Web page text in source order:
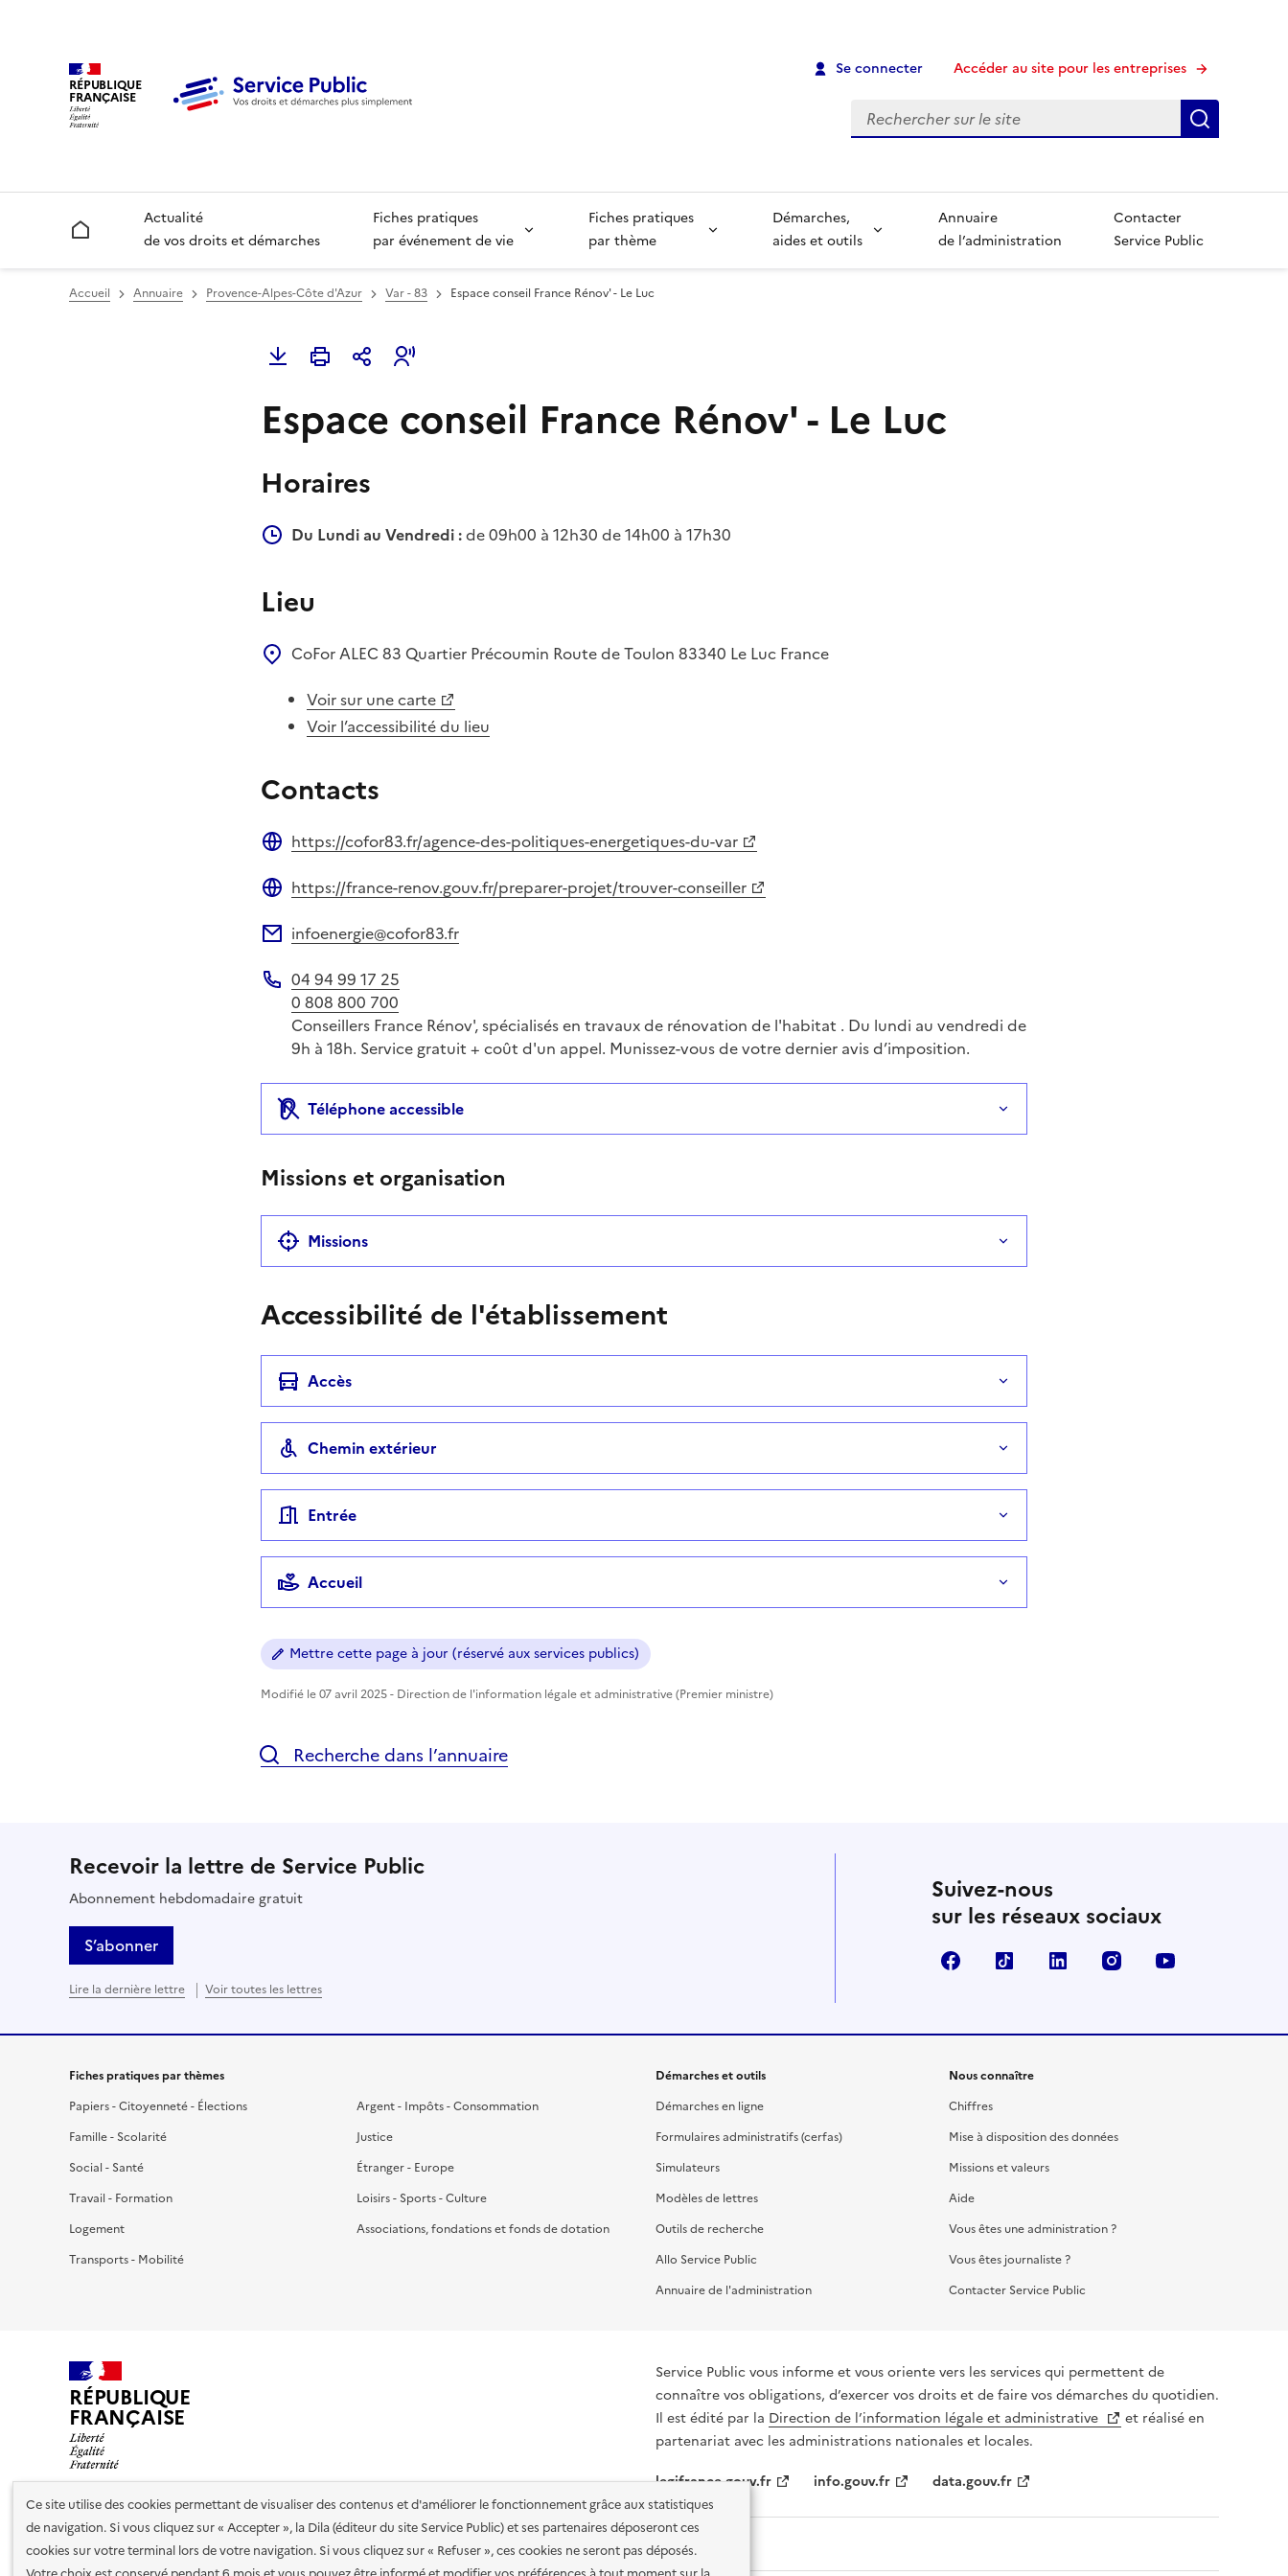
Ce site utilise des cookies permettant de visualiser des contenus et d'améliorer le fonctionnement grâce aux statistiques
de navigation. Si vous cliquez sur « Accepter », la Dila (éditeur du site Service Public) et ses partenaires déposeront ces
cookies sur votre terminal lors de votre navigation. Si vous cliquez sur « Refuser », ces cookies ne seront pas déposés.
RÉPUBLIQUE
FRANÇAISE
Se connecter Accéder au site pour les entreprises
Recherche
Accueil
Actualité
de vos droits et démarches
Fiches pratiques
par événement de vie
Fiches pratiques
par thème
Démarches,
aides et outils
Annuaire
de l’administration
Contacter
Service Public
Accueil Annuaire Provence-Alpes-Côte d'Azur Var - 83 Espace conseil France Rénov' - Le Luc
Espace conseil France Rénov' - Le Luc
Horaires
Du Lundi au Vendredi :de 09h00 à 12h30 de 14h00 à 17h30
Lieu
CoFor ALEC 83 Quartier Précoumin Route de Toulon 83340 Le Luc France
Voir sur une carte
Voir l’accessibilité du lieu
Contacts
https://cofor83.fr/agence-des-politiques-energetiques-du-var
https://france-renov.gouv.fr/preparer-projet/trouver-conseiller
infoenergie@cofor83.fr
Téléphone
04 94 99 17 25
0 808 800 700
Conseillers France Rénov', spécialisés en travaux de rénovation de l'habitat . Du lundi au vendredi de
9h à 18h. Service gratuit + coût d'un appel. Munissez-vous de votre dernier avis d’imposition.
Téléphone accessible
Missions et organisation
Missions
Accessibilité de l'établissement
Accès
Chemin extérieur
Entrée
Accueil
Mettre cette page à jour (réservé aux services publics)
Modifié le 07 avril 2025 - Direction de l'information légale et administrative (Premier ministre)
Recherche dans l’annuaire
Recevoir la lettre de Service Public
Abonnement hebdomadaire gratuit
S’abonner
Lire la dernière lettre Voir toutes les lettres
Suivez-nous
sur les réseaux sociaux
FacebookTikTok LinkedIn Instagram
Fiches pratiques par thèmes
Papiers - Citoyenneté - Élections
Famille - Scolarité
Social - Santé
Travail - Formation
Logement
Transports - Mobilité
Argent - Impôts - Consommation
Justice
Étranger - Europe
Loisirs - Sports - Culture
Associations, fondations et fonds de dotation
Démarches et outils
Démarches en ligne
Formulaires administratifs (cerfas)
Simulateurs
Modèles de lettres
Outils de recherche
Allo Service Public
Annuaire de l'administration
Nous connaître
Chiffres
Mise à disposition des données
Missions et valeurs
Aide
Vous êtes une administration ?
Vous êtes journaliste ?
Contacter Service Public
RÉPUBLIQUE
FRANÇAISE
Service Public vous informe et vous oriente vers les services qui permettent de
connaître vos obligations, d’exercer vos droits et de faire vos démarches du quotidien.
Il est édité par la Direction de l’information légale et administrative
et réalisé en
partenariat avec les administrations nationales et locales.
legifrance.gouv.fr
info.gouv.fr data.gouv.fr
Nos partenaires